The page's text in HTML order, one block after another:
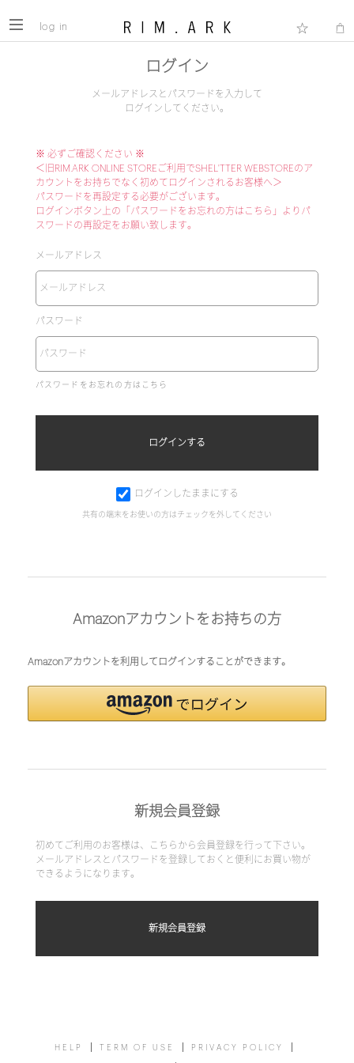
log in
ログイン
メールアドレスとパスワードを入力して
ログインしてください。
※ 必ずご確認ください ※
＜旧RIM.ARK ONLINE STOREご利用でSHEL'TTER WEBSTOREのア
カウントをお持ちでなく初めてログインされるお客様へ＞
パスワードを再設定する必要がございます。
ログインボタン上の「パスワードをお忘れの方はこちら」よりパ
スワードの再設定をお願い致します。
メールアドレス
パスワード
パスワードをお忘れの方はこちら
ログインしたままにする
共有の端末をお使いの方はチェックを外してください
Amazonアカウントをお持ちの方
Amazonアカウントを利用してログインすることができます。
新規会員登録
初めてご利用のお客様は、こちらから会員登録を行って下さい。
メールアドレスとパスワードを登録しておくと便利にお買い物が
できるようになります。
HELP TERM OF USE PRIVACY POLICY